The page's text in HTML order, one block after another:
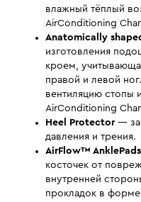
влажный тёплый
AirConditioning
Anatomically
изготовления
кроем,
правой и левой
вентиляцию стопы
AirConditioning
Heel Protector—
давления и трения.
AirFlow™ AnklePads
косточек от
внутренней
прокладок в